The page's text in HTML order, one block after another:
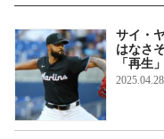
サイ・
はなさ
「再生
2025.04.28